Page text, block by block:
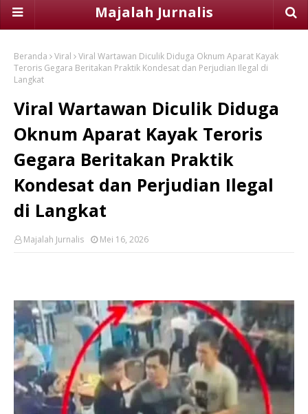
Majalah Jurnalis
Beranda Viral
Viral Wartawan Diculik Diduga Oknum Aparat Kayak
Teroris Gegara Beritakan Praktik Kondesat dan Perjudian Ilegal di
Langkat
Viral Wartawan Diculik Diduga
Oknum Aparat Kayak Teroris
Gegara Beritakan Praktik
Kondesat dan Perjudian Ilegal
di Langkat
Majalah Jurnalis Mei 16, 2026